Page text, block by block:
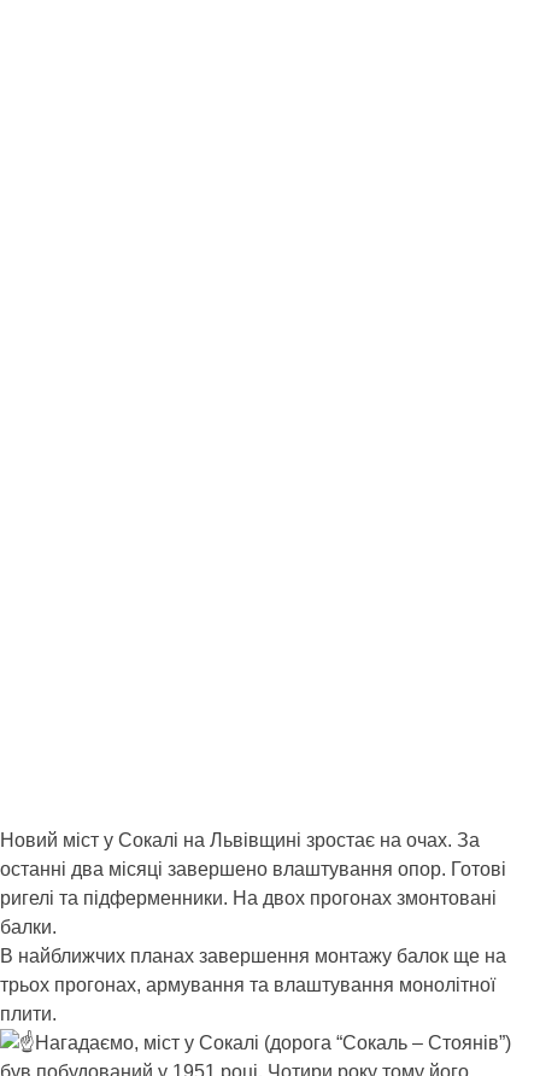
Новий міст у Сокалі на Львівщині зростає на очах. За
останні два місяці завершено влаштування опор. Готові
ригелі та підферменники. На двох прогонах змонтовані
балки.
В найближчих планах завершення монтажу балок ще на
трьох прогонах, армування та влаштування монолітної
плити.
Нагадаємо, міст у Сокалі (дорога “Сокаль – Стоянів”)
був побудований у 1951 році. Чотири року тому його